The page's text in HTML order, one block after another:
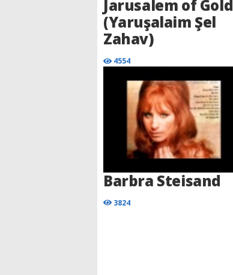
Jarusalem of Gold
(Yaruşalaim Şel
Zahav)
4554
Barbra Steisand
3824